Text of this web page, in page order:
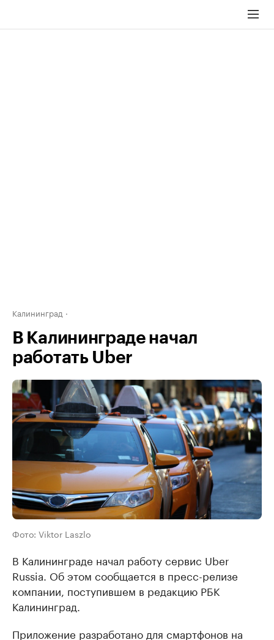
Калининград
В Калининграде начал
работать Uber
Фото: Viktor Laszlo
В Калининграде начал работу сервис Uber
Russia. Об этом сообщается в пресс-релизе
компании, поступившем в редакцию РБК
Калининград.
Приложение разработано для смартфонов на